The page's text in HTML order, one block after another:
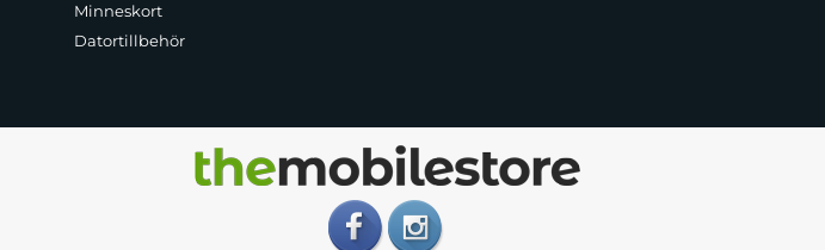
Minneskort
Datortillbehör